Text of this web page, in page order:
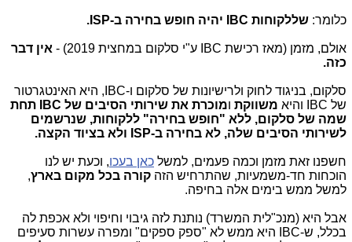
כלומר: שללקוחות IBC יהיה חופש בחירה ב-ISP.
אולם, מזמן (מאז רכישת IBC ע"י סלקום במחצית 2019) -
אין דבר
כזה.
סלקום, בניגוד לחוק ולרישיונות של סלקום ו-IBC, היא האינטגרטור
של IBC והיא
משווקת ו
מוכרת את שירותי הסיבים של IBC תחת
שמה של סלקום, ללא "חופש בחירה" ללקוחות, שנרשמים
לשירותי הסיבים שלה, לא בחירה ב-ISP ולא בציוד הקצה.
חשפנו זאת מזמן וכמה פעמים, למשל כאן בעכו, וכעת יש לנו
הוכחות חד-משמעיות, שהתרחיש הזה קורה בכל מקום בארץ,
למשל ממש בימים אלה בחיפה.
אבל היא (מנכ"לית המשרד) נותנת לזה גיבוי וחיפוי ולא אכפת לה
בכלל, ש-IBC היא ממש לא "ספק ספקים" ומפרה עשרות סעיפים